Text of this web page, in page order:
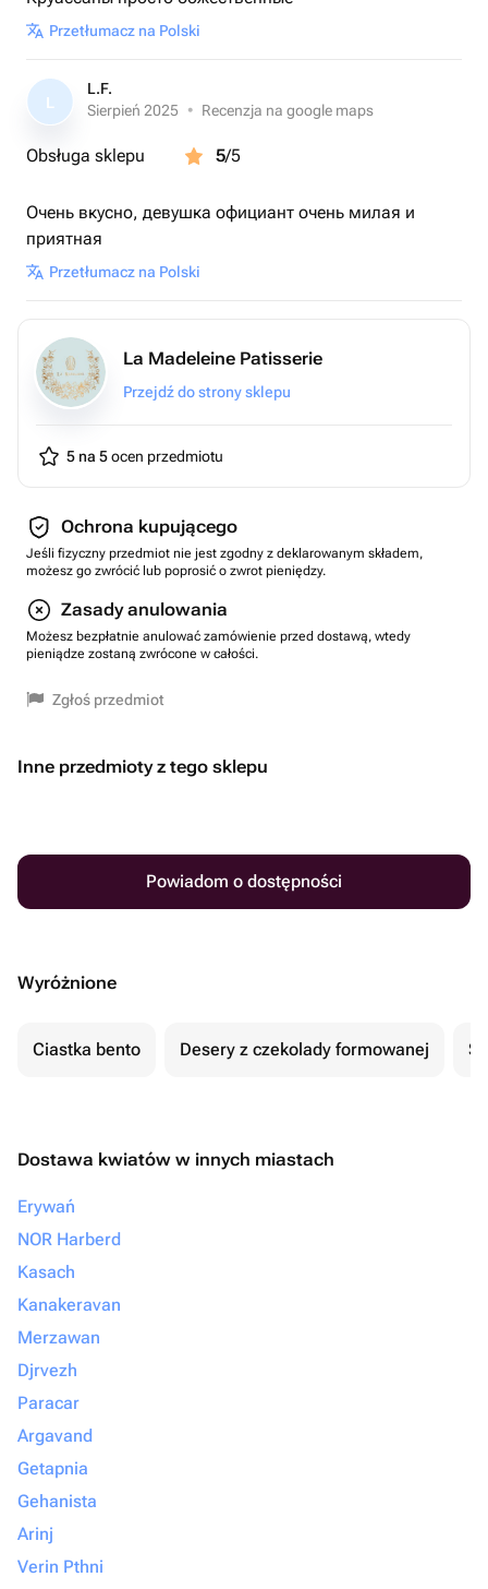
Przetłumacz na Polski
L
L.F.
Sierpień 2025
• Recenzja na google maps
Obsługa sklepu 5/5
Очень вкусно, девушка официант очень милая и
приятная
Przetłumacz na Polski
La Madeleine Patisserie
Przejdź do strony sklepu
5 na 5ocen przedmiotu
Ochrona kupującego
Jeśli fizyczny przedmiot nie jest zgodny z deklarowanym składem,
możesz go zwrócić lub poprosić o zwrot pieniędzy.
Zasady anulowania
Możesz bezpłatnie anulować zamówienie przed dostawą, wtedy
pieniądze zostaną zwrócone w całości.
Zgłoś przedmiot
Inne przedmioty z tego sklepu
Powiadom o dostępności
Wyróżnione
Ciastka bento Desery z czekolady formowanej
Dostawa kwiatów w innych miastach
Erywań
NOR Harberd
Kasach
Kanakeravan
Merzawan
Djrvezh
Paracar
Argavand
Getapnia
Gehanista
Arinj
Verin Pthni